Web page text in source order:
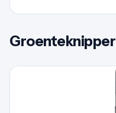
Groenteknipper